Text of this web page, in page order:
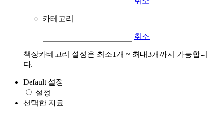
카테고리
취소
책장카테고리 설정은 최소1개 ~ 최대3개까지 가능합니
다.
Default 설정
설정
선택한 자료